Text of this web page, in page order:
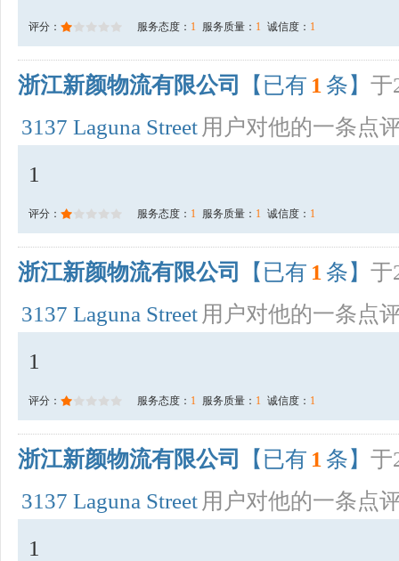
评分： 服务态度： 1 服务质量： 1 诚信度： 1
浙江新颜物流有限公司 【已有 1 条】 于
3137 Laguna Street 用户对他的一条点
1
评分： 服务态度： 1 服务质量： 1 诚信度： 1
浙江新颜物流有限公司 【已有 1 条】 于
3137 Laguna Street 用户对他的一条点
1
评分： 服务态度： 1 服务质量： 1 诚信度： 1
浙江新颜物流有限公司 【已有 1 条】 于
3137 Laguna Street 用户对他的一条点
1